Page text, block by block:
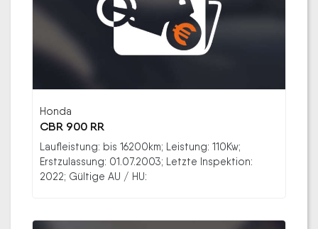
Honda
CBR 900 RR
Laufleistung: bis 16200km; Leistung: 110Kw;
Erstzulassung: 01.07.2003; Letzte Inspektion:
2022; Gültige AU / HU: